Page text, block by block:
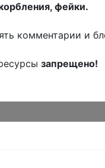
фейки.
комментарии и
запрещено!